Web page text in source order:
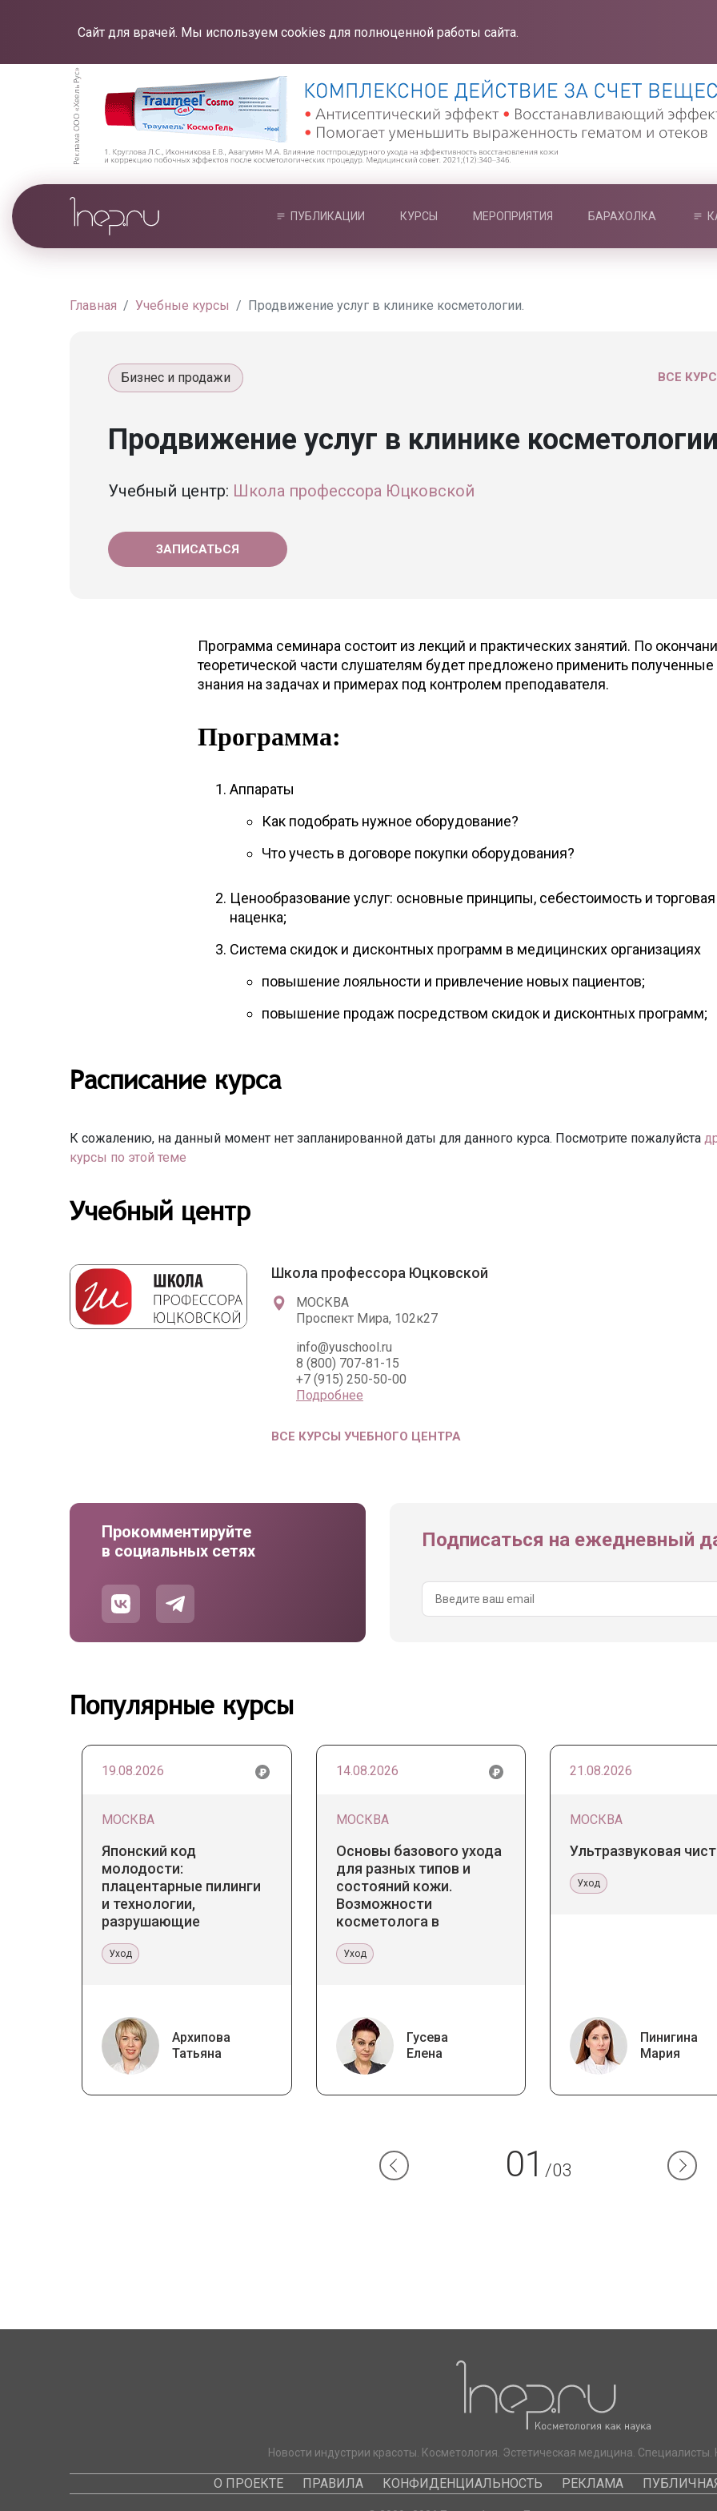
Сайт для врачей. Мы используем cookies для полноценной работы сайта.
ПУБЛИКАЦИИ КУРСЫ МЕРОПРИЯТИЯ БАРАХОЛКА
Главная Учебные курсы Продвижение услуг в клинике косметологии.
ВСЕ
Бизнес и продажи
Продвижение услуг в клинике
Учебный центр: Школа профессора Юцковской
ЗАПИСАТЬСЯ
Программа семинара состоит из лекций и практических занятий. По
теоретической части слушателям будет предложено применить полученные
знания на задачах и примерах под контролем преподавателя.
Программа:
Аппараты
Как подобрать нужное оборудование?
Что учесть в договоре покупки оборудования?
Ценообразование услуг: основные принципы, себестоимость и торговая
наценка;
Система скидок и дисконтных программ в медицинских организациях
повышение лояльности и привлечение новых пациентов;
повышение продаж посредством скидок и дисконтных программ;
Расписание курса
К сожалению, на данный момент нет запланированной даты для данного курса. Посмотрите пожалуйста
курсы по этой теме
Учебный центр
Школа профессора Юцковской
МОСКВА
Проспект Мира, 102к27
info@yusсhool.ru
8 (800) 707-81-15
+7 (915) 250-50-00
Подробнее
ВСЕ КУРСЫ УЧЕБНОГО ЦЕНТРА
Прокомментируйте
в социальных сетях
Подписаться на ежедневный
Популярные курсы
19.08.2026
МОСКВА
Японский код
молодости:
плацентарные пилинги
и технологии,
разрушающие
Уход
Архипова
Татьяна
14.08.2026
МОСКВА
Основы базового ухода
для разных типов и
состояний кожи.
Возможности
косметолога в
Уход
Гусева
Елена
21.08.2026
МОСКВА
Ультразвуковая
Уход
Пинигина
Мария
01 /03
Новости индустрии красоты. Косметология. Эстетическая медицина. Специалисты.
О ПРОЕКТЕ ПРАВИЛА КОНФИДЕНЦИАЛЬНОСТЬ РЕКЛАМА